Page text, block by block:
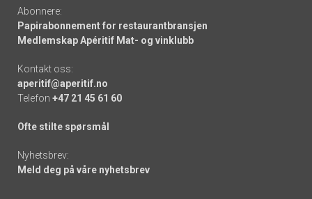
Abonnere:
Papirabonnement for restaurantbransjen
Medlemskap Apéritif Mat- og vinklubb
Kontakt oss:
aperitif@aperitif.no
Telefon +47 21 45 61 60
Ofte stilte spørsmål
Nyhetsbrev:
Meld deg på våre nyhetsbrev